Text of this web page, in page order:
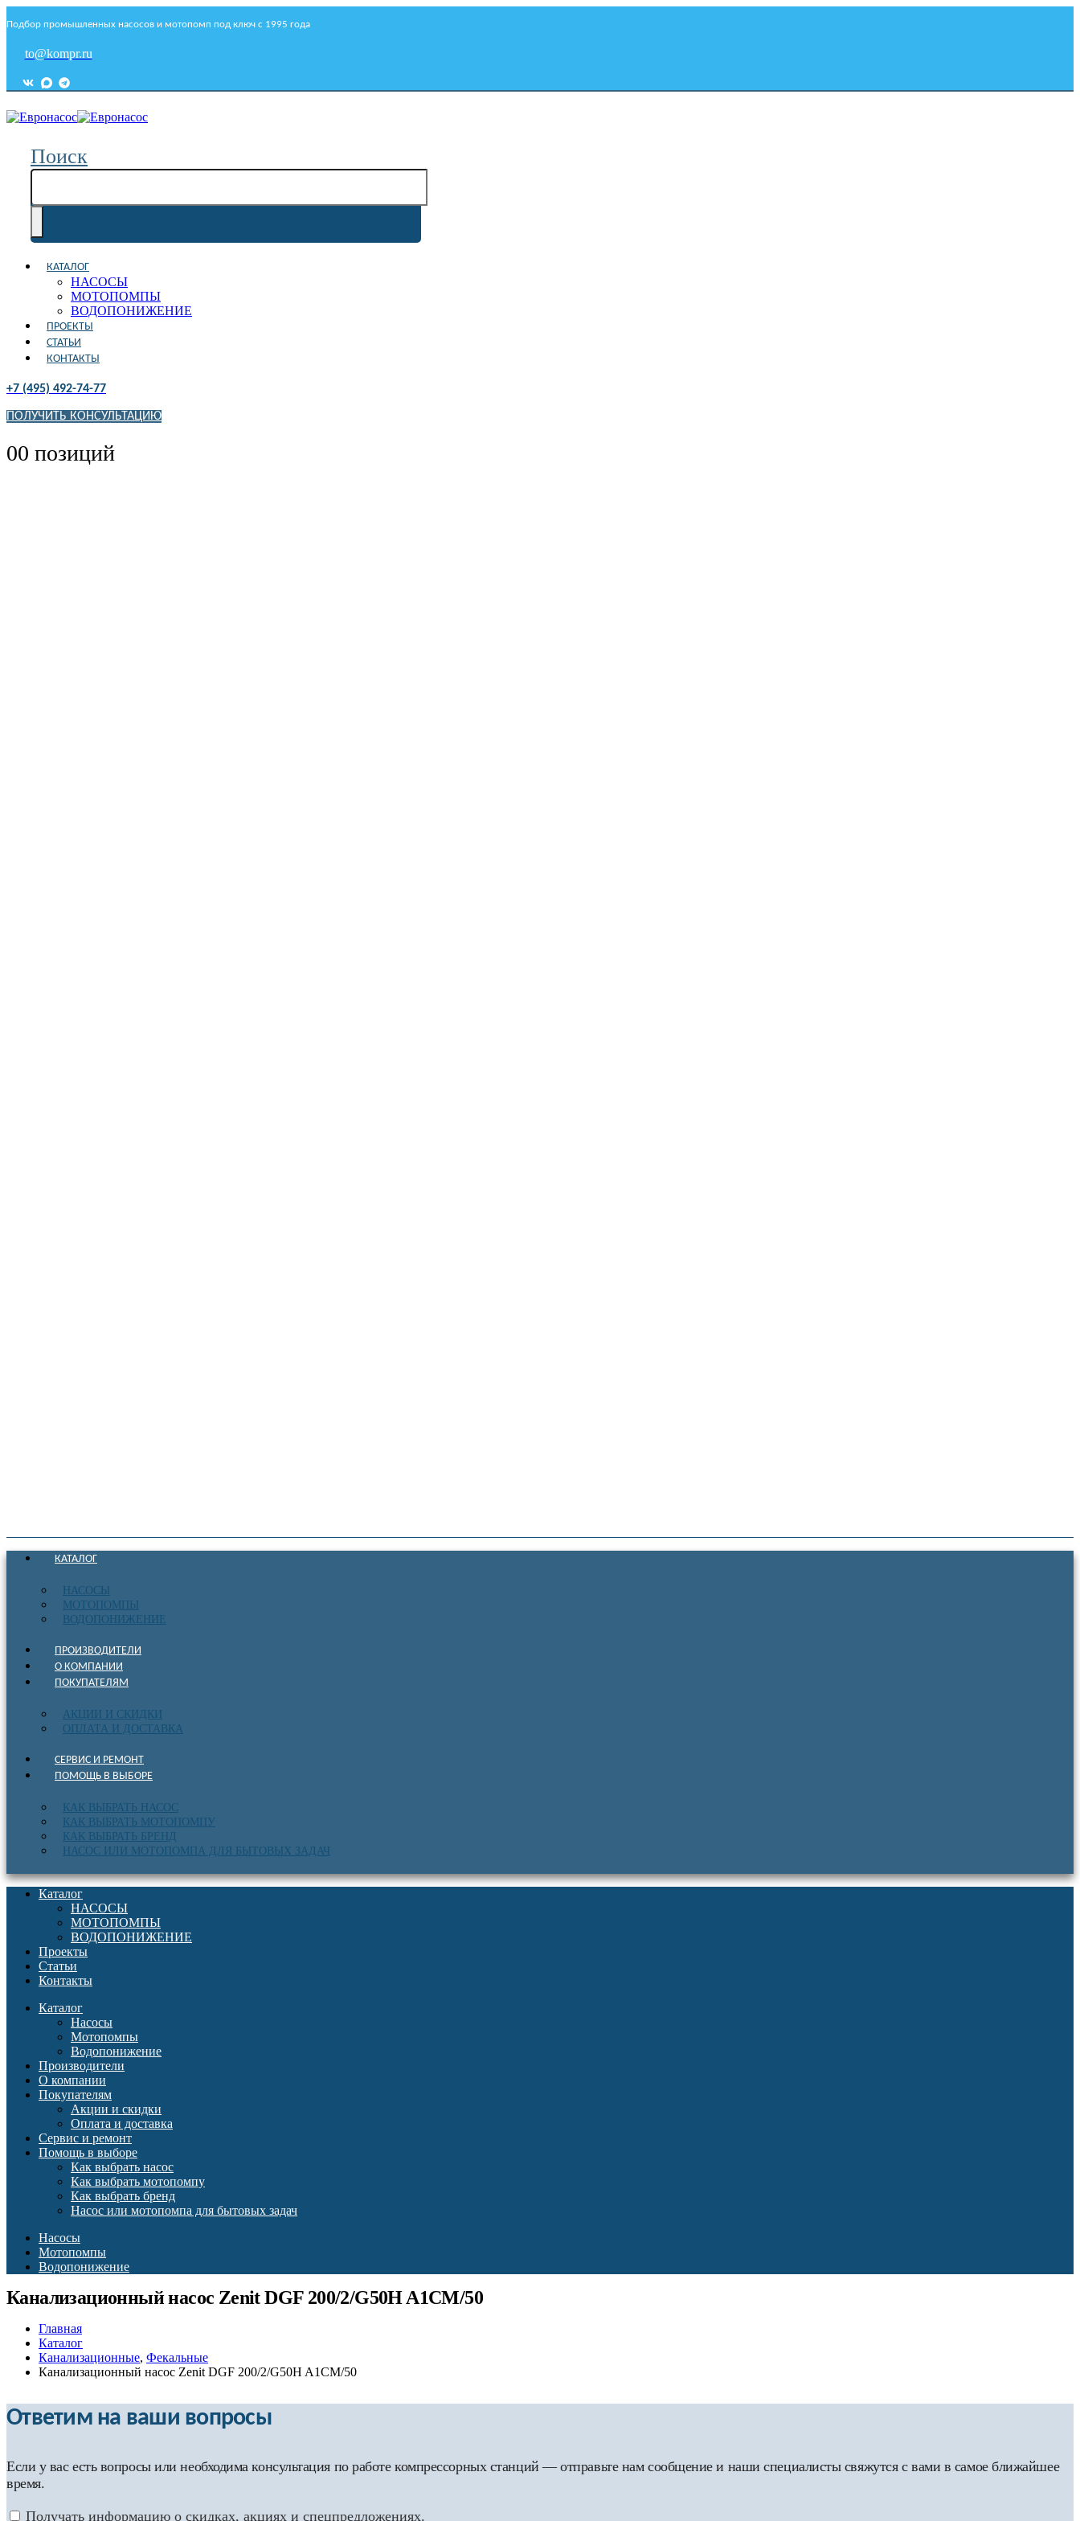
Подбор промышленных насосов и мотопомп под ключ с 1995 года
to@kompr.ru
Поиск
КАТАЛОГ
НАСОСЫ
МОТОПОМПЫ
ВОДОПОНИЖЕНИЕ
ПРОЕКТЫ
СТАТЬИ
КОНТАКТЫ
+7 (495) 492-74-77
ПОЛУЧИТЬ КОНСУЛЬТАЦИЮ
00 позиций
КАТАЛОГ
НАСОСЫ
МОТОПОМПЫ
ВОДОПОНИЖЕНИЕ
ПРОИЗВОДИТЕЛИ
О КОМПАНИИ
ПОКУПАТЕЛЯМ
АКЦИИ И СКИДКИ
ОПЛАТА И ДОСТАВКА
СЕРВИС И РЕМОНТ
ПОМОЩЬ В ВЫБОРЕ
КАК ВЫБРАТЬ НАСОС
КАК ВЫБРАТЬ МОТОПОМПУ
КАК ВЫБРАТЬ БРЕНД
НАСОС ИЛИ МОТОПОМПА ДЛЯ БЫТОВЫХ ЗАДАЧ
Каталог
НАСОСЫ
МОТОПОМПЫ
ВОДОПОНИЖЕНИЕ
Проекты
Статьи
Контакты
Каталог
Насосы
Мотопомпы
Водопонижение
Производители
О компании
Покупателям
Акции и скидки
Оплата и доставка
Сервис и ремонт
Помощь в выборе
Как выбрать насос
Как выбрать мотопомпу
Как выбрать бренд
Насос или мотопомпа для бытовых задач
Насосы
Мотопомпы
Водопонижение
Канализационный насос Zenit DGF 200/2/G50H A1CM/50
Главная
Каталог
Канализационные, Фекальные
Канализационный насос Zenit DGF 200/2/G50H A1CM/50
Ответим на ваши вопросы
Если у вас есть вопросы или необходима консультация по работе компрессорных станций — отправьте нам сообщение и наши специалисты свяжутся с вами в самое ближайшее
время.
Получать информацию о скидках, акциях и спецпредложениях.